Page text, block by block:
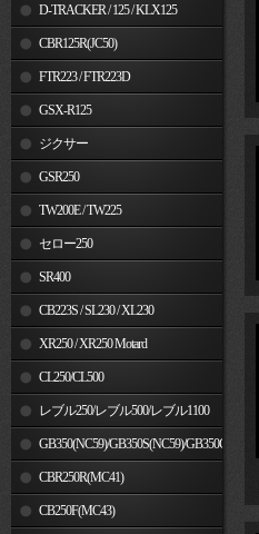
D-TRACKER / 125 / KLX125
CBR125R(JC50)
FTR223 / FTR223D
GSX-R125
ジクサー
GSR250
TW200E / TW225
セロー250
SR400
CB223S / SL230 / XL230
XR250 / XR250 Motard
CL250/CL500
レブル250/レブル500/レブル1100
GB350(NC59)/GB350S(NC59)/GB350C(NC64)
CBR250R(MC41)
CB250F(MC43)